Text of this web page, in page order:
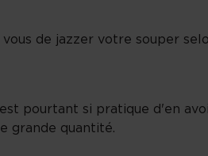
de jazzer votre souper
pourtant si pratique d'en
grande quantité.